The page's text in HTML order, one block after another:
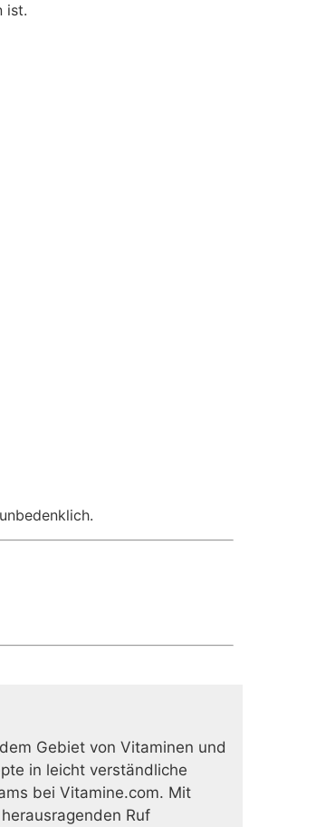
ist.
unbedenklich.
Gebiet von Vitaminen und
in leicht verständliche
bei Vitamine.com. Mit
Ruf